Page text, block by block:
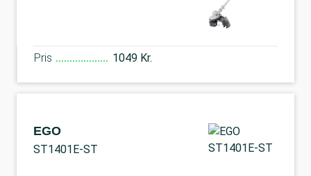
Pris 1049 Kr.
EGO
ST1401E-ST